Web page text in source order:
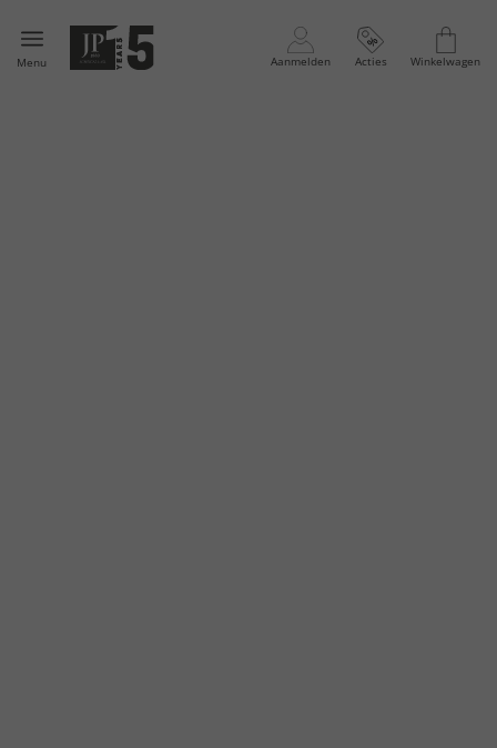
Menu Aanmelden Acties Winkelwagen